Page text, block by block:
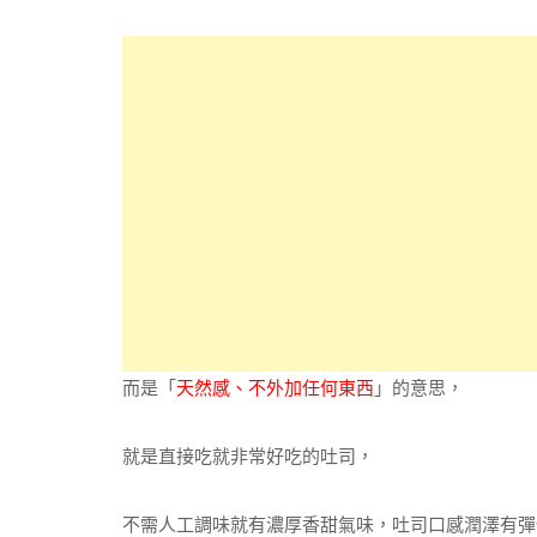
而是「 天然感、不外加任何東西 」的意思，
就是直接吃就非常好吃的吐司，
不需人工調味就有濃厚香甜氣味，吐司口感潤澤有